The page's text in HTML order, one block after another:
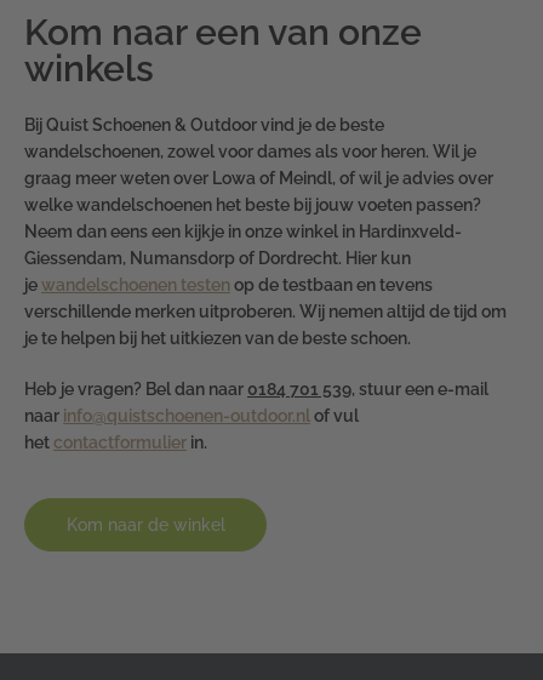
Kom naar een van onze
winkels
Bij Quist Schoenen & Outdoor vind je de beste
wandelschoenen, zowel voor dames als voor heren. Wil je
graag meer weten over Lowa of Meindl, of wil je advies over
welke wandelschoenen het beste bij jouw voeten passen?
Neem dan eens een kijkje in onze winkel in Hardinxveld-
Giessendam, Numansdorp of Dordrecht. Hier kun
jewandelschoenen testen op de testbaan en tevens
verschillende merken uitproberen. Wij nemen altijd de tijd om
je te helpen bij het uitkiezen van de beste schoen.
Heb je vragen? Bel dan naar 0184 701 539, stuur een e-mail
naar info@quistschoenen-outdoor.nlof vul
het contactformulier in.
Kom naar de winkel